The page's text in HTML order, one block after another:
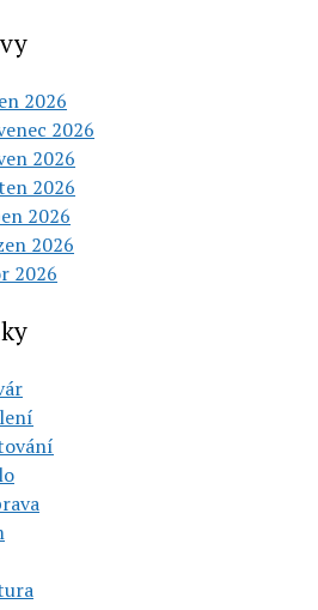
2026
2026
2026
2026
2026
2026
2026